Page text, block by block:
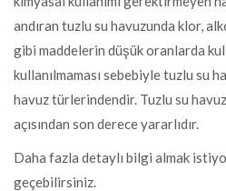
andıran tuzlu su havuzunda klor,
gibi maddelerin düşük oranlarda
kullanılmaması sebebiyle tuzlu su
havuz türlerindendir. Tuzlu su
açısından son derece yararlıdır.
Daha fazla detaylı bilgi almak
geçebilirsiniz.